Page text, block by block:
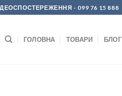
- 099 76 15 888
ГОЛОВНА ТОВАРИ БЛОГ